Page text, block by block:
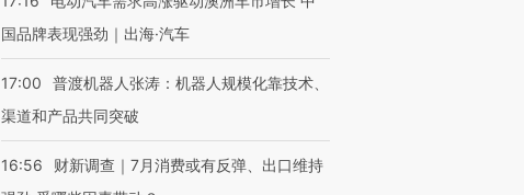
国品牌表现强劲｜出海·汽车
17:00
普渡机器人张涛：机器人规模化靠技术、
渠道和产品共同突破
16:56
财新调查｜7月消费或有反弹、出口维持